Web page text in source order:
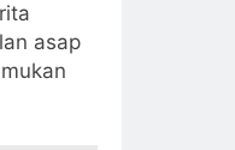
asap